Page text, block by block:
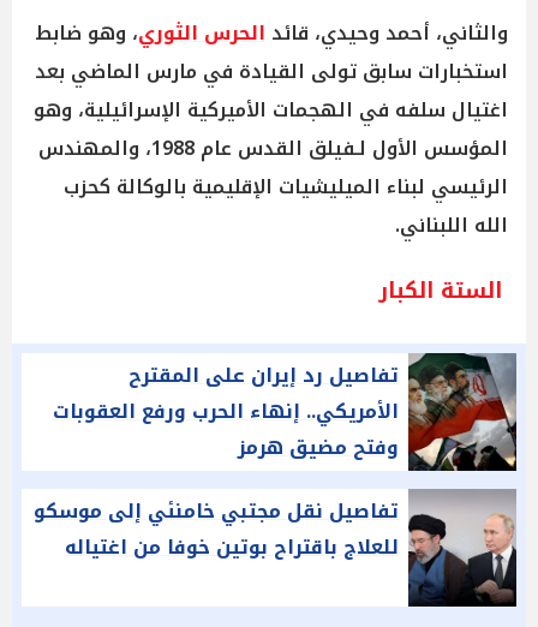
والثاني، أحمد وحيدي، قائد الحرس الثوري، وهو ضابط
استخبارات سابق تولى القيادة في مارس الماضي بعد
اغتيال سلفه في الهجمات الأميركية الإسرائيلية، وهو
المؤسس الأول لـفيلق القدس عام 1988، والمهندس
الرئيسي لبناء الميليشيات الإقليمية بالوكالة كحزب
الله اللبناني.
الستة الكبار
تفاصيل رد إيران على المقترح
الأمريكي.. إنهاء الحرب ورفع العقوبات
وفتح مضيق هرمز
تفاصيل نقل مجتبي خامنئي إلى موسكو
للعلاج باقتراح بوتين خوفا من اغتياله